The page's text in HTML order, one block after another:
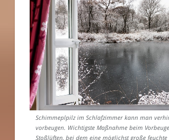
Schimmeplpilz im Schlafzimmer kann man
vorbeugen. Wichtigste Maßnahme beim
Stoßlüften, bei dem eine möglichst große